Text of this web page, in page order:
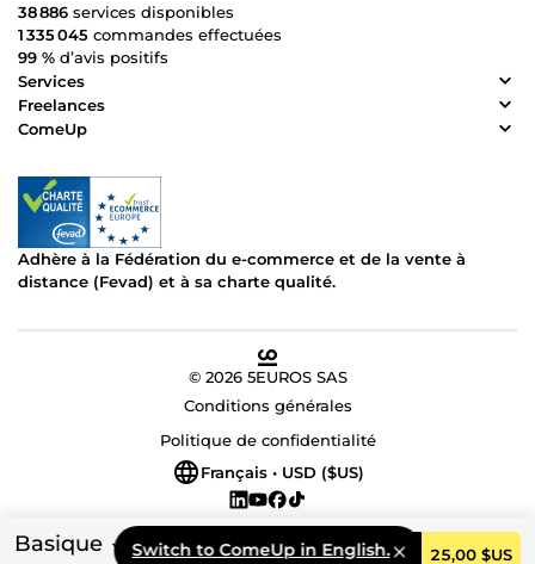
Basique Commander 25,00 $US
Switch to ComeUp in English.
38 886 services disponibles
1 335 045 commandes effectuées
99 % d’avis positifs
Services
Freelances
ComeUp
Adhère à la Fédération du e-commerce et de la vente à
distance (Fevad) et à sa charte qualité.
© 2026 5EUROS SAS
Conditions générales
Politique de confidentialité
Français • USD ($US)